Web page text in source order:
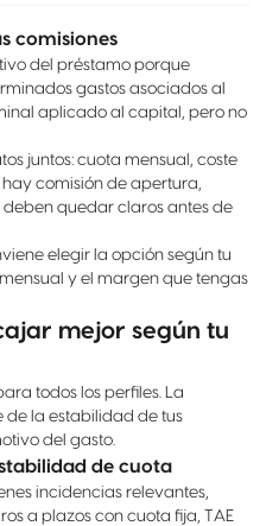
comisiones
del préstamo porque
gastos asociados al
aplicado al capital, pero no
juntos: cuota mensual, coste
comisión de apertura,
quedar claros antes de
elegir la opción según tu
y el margen que tengas
mejor según tu
todos los perfiles. La
de la estabilidad de tus
del gasto.
de cuota
incidencias relevantes,
a plazos con cuota fija, TAE